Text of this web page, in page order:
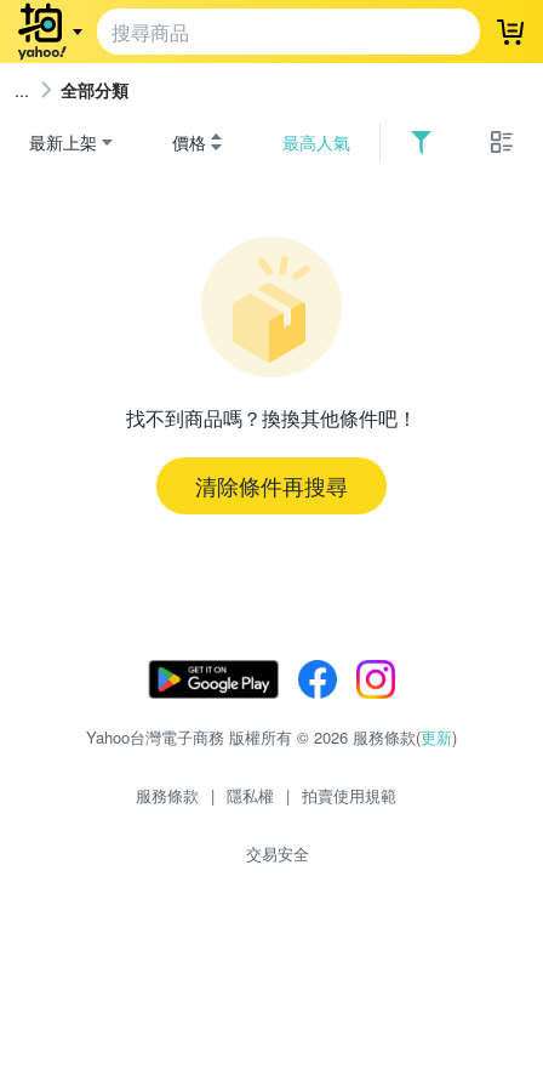
登
全部分類
最新上架 價格 最高人氣
找不到商品嗎？換換其他條件吧！
清除條件再搜尋
Yahoo台灣電子商務 版權所有 © 2026 服務條款(更新)
服務條款 | 隱私權 | 拍賣使用規範
交易安全